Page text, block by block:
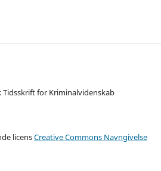
for Kriminalvidenskab
licensCreative Commons Navngivelse